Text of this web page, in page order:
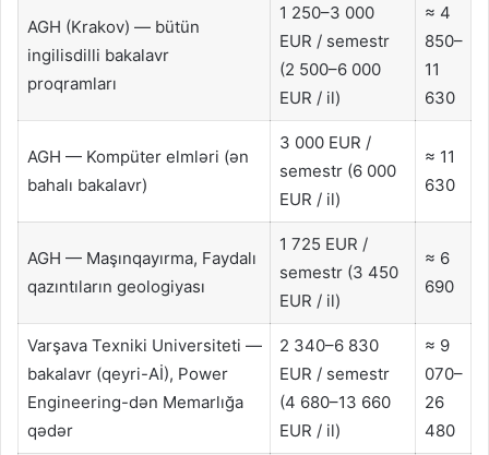
AGH (Krakov) — bütün
ingilisdilli bakalavr
proqramları
1 250–3 000
EUR / semestr
(2 500–6 000
EUR / il)
≈ 4
850–
11
630
AGH — Kompüter elmləri (ən
bahalı bakalavr)
3 000 EUR /
semestr (6 000
EUR / il)
≈ 11
630
AGH — Maşınqayırma, Faydalı
qazıntıların geologiyası
1 725 EUR /
semestr (3 450
EUR / il)
≈ 6
690
Varşava Texniki Universiteti —
bakalavr (qeyri-Aİ), Power
Engineering-dən Memarlığa
qədər
2 340–6 830
EUR / semestr
(4 680–13 660
EUR / il)
≈ 9
070–
26
480